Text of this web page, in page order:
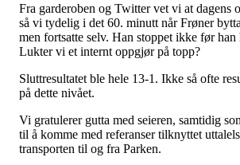
Fra garderoben og Twitter vet vi at dagens
så vi tydelig i det 60. minutt når Frøner
men fortsatte selv. Han stoppet ikke før han
Lukter vi et internt oppgjør på topp?
Sluttresultatet ble hele 13-1. Ikke så ofte
på dette nivået.
Vi gratulerer gutta med seieren, samtidig
til å komme med referanser tilknyttet
transporten til og fra Parken.